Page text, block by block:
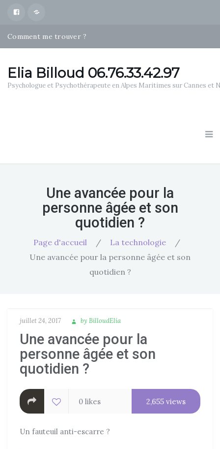
Facebook
Map
Comment me trouver ?
Psychothérapies Alpes Maritimes
Qui suis je ?
Elia Billoud 06.76.33.42.97
Psychologue et Psychothérapeute en Alpes Maritimes sur Cannes et
Une avancée pour la
personne âgée et son
quotidien ?
Page d'accueil / La technologie
/
Une avancée pour la personne âgée et son
quotidien ?
P
o
s
e
o
n
juillet 24, 2017
A
t
h
by BilloudElia
Une avancée pour la
personne âgée et son
quotidien ?
0 likes 2,655 views
Un fauteuil anti-escarre ?